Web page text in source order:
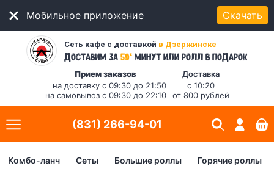
Мобильное приложение Скачать
Сеть кафе с доставкой в Дзержинске
Доставим за50* минутили ролл в подарок
Прием заказов
на доставку с 09:30 до 21:50
на самовывоз с 09:30 до 22:10
Доставка
с 10:20
от 800 рублей
(831) 266-94-01
Комбо-ланч Сеты Большие роллы Горячие роллы